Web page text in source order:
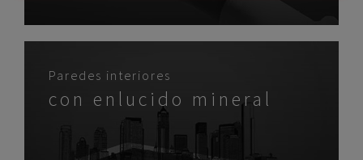
Paredes interiores
con enlucido mineral